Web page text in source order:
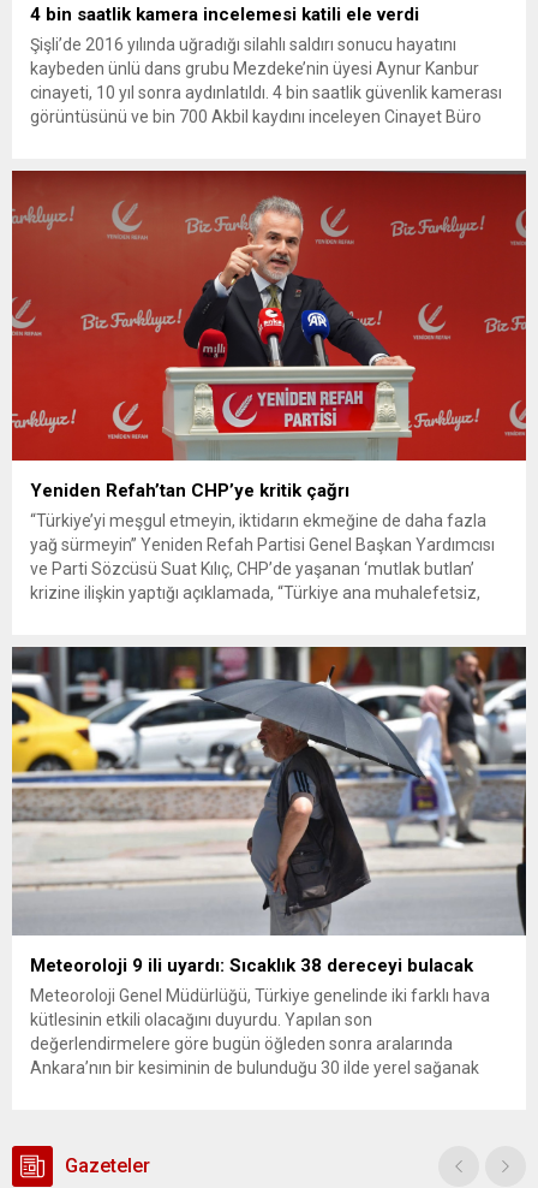
4 bin saatlik kamera incelemesi katili ele verdi
Şişli’de 2016 yılında uğradığı silahlı saldırı sonucu hayatını
kaybeden ünlü dans grubu Mezdeke’nin üyesi Aynur Kanbur
cinayeti, 10 yıl sonra aydınlatıldı. 4 bin saatlik güvenlik kamerası
görüntüsünü ve bin 700 Akbil kaydını inceleyen Cinayet Büro
Yeniden Refah’tan CHP’ye kritik çağrı
“Türkiye’yi meşgul etmeyin, iktidarın ekmeğine de daha fazla
yağ sürmeyin” Yeniden Refah Partisi Genel Başkan Yardımcısı
ve Parti Sözcüsü Suat Kılıç, CHP’de yaşanan ‘mutlak butlan’
krizine ilişkin yaptığı açıklamada, “Türkiye ana muhalefetsiz,
olun. Türkiye’yi...
Meteoroloji 9 ili uyardı: Sıcaklık 38 dereceyi bulacak
Meteoroloji Genel Müdürlüğü, Türkiye genelinde iki farklı hava
kütlesinin etkili olacağını duyurdu. Yapılan son
değerlendirmelere göre bugün öğleden sonra aralarında
Ankara’nın bir kesiminin de bulunduğu 30 ilde yerel sağanak
Gazeteler